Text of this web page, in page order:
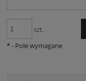
szt.
*- Pole wymagane